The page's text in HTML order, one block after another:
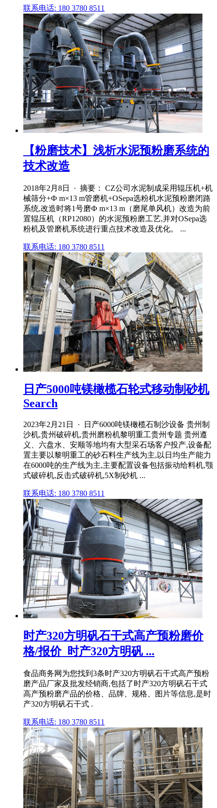
联系电话: 180 3780 8511
【粉磨技术】浅析水泥预粉磨系统的
技术改造
2018年2月8日 · 摘要： CZ公司水泥制成采用辊压机+机
械筛分+Ф m×13 m管磨机+OSepa选粉机水泥预粉磨闭路
系统,改造时将1号磨Ф m×13 m（磨尾单风机）改造为前
置辊压机（RP12080）的水泥预粉磨工艺,并对OSepa选
粉机及管磨机系统进行重点技术改造及优化。 ...
联系电话: 180 3780 8511
日产5000吨镁橄榄石轮式移动制砂机
Search
2023年2月21日 · 日产6000吨镁橄榄石制沙设备 贵州制
沙机,贵州破碎机,贵州磨粉机黎明重工贵州专题 贵州遵
义、六盘水、安顺等地均有大型采石场客户投产,设备配
置主要以黎明重工的砂石料生产线为主,以日均生产能力
在6000吨的生产线为主,主要配置设备包括振动给料机,颚
式破碎机,反击式破碎机,5X制砂机 ...
联系电话: 180 3780 8511
时产320方明矾石干式高产预粉磨价
格/报价_时产320方明矾 ...
食品商务网为您找到3条时产320方明矾石干式高产预粉
磨产品厂家及批发经销商,包括了时产320方明矾石干式
高产预粉磨产品的价格、品牌、规格、图片等信息,是时
产320方明矾石干式 .
联系电话: 180 3780 8511